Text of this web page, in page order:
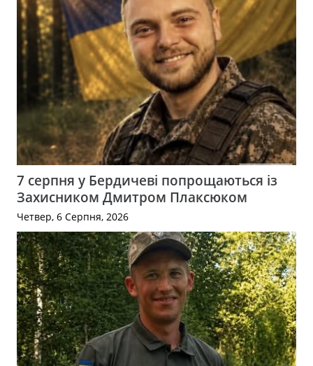
7 серпня у Бердичеві попрощаються із
Захисником Дмитром Плаксюком
Четвер, 6 Серпня, 2026